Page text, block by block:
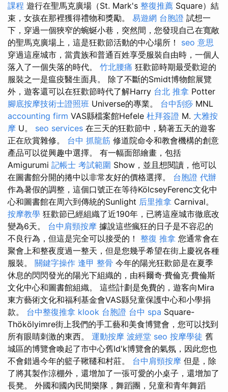
課程 遊行在聖馬克廣場（St. Mark's 整復推薦 Square）結
束，女孩在那裡獲得禮物和獎勵。 易遊網 台胞證 試想一
下，穿過​​一個狹窄的蜿蜒小巷，突然間，您發現自己在寬敞
的聖馬克廣場上，這是狂歡節活動的中心場所！ seo 意思
穿過這座城市，當貴族和普通百姓享受服裝自由時，一個人
落入了一個失落的時代。 竹北腰痛 狂歡節時期最受歡迎的
服裝之一是瘟疫醫生面具。 除了不斷的Smidt博物館展覽
外，遊客還可以在狂歡節時代了解Harry 台北 推拿 Potter
腳底按摩技術士證照班 Universe的專業。 台中刮痧 MNL
accounting firm VAS縣檔案館Hefele 杜拜簽證 M. 大雅按
摩 U。 seo services 在三天的狂歡節中，騎著五天的遊客
正在欣賞雜修。 台中 抓龍筋 修道院命令和教會機構的創意
產品可以從興趣中選擇。 有一幅面部繪畫，包括
Amigurumi 記帳士 考試範圍 Show，並且想閱讀，他可以
在圖書館分開的捲中以非常友好的價格選擇。 台胞證 代辦
作為暑假的調整，這個口號正在等待KölcseyFerenc文化中
心和圖書館在周六到傳統的Sunlight 后里推拿 Carnival。
按摩教學 狂歡節已經組織了近190年，已將這座城市徹底改
變為6天。 台中肩頸按摩 據說這些瘋狂的日子是不容忍的
不良行為，但這是完全可以接受的！ 整復 推拿 您通常會在
聚會上和整夜度過一整天，但是您幾乎希望在街上慶祝各種
服裝。 關鍵字操作 逢甲 整骨 今年的陽光狂歡節是在夏季
休息的閃閃發光的陽光下組織的，由科爾奇·費倫克·費倫斯
文化中心和圖書館組織。 這些計劃是免費的，遊客向Mira
東方藝術文化和福利基金會VAS縣兒童保護中心和小學捐
款。 台中整復推拿 klook 台胞證 台中 spa Square-
Thökölyimre街上我們的手工藝和美食博覽會，您可以找到
所有眼睛刺激的東西。 運動按摩 波經堂 seo 按摩學徒 舊
城區的博覽會喚起了市中心舊Id'k博覽會的氣氛，因此您也
不會錯過今年的籃子鞦韆和村莊。 台中肩頸按摩 但是，除
了將其製作涼棚外，還增加了一張可愛的小桌子，還增加了
長凳。 外國和國內民間樂隊，舞蹈團，兒童和青年舞蹈